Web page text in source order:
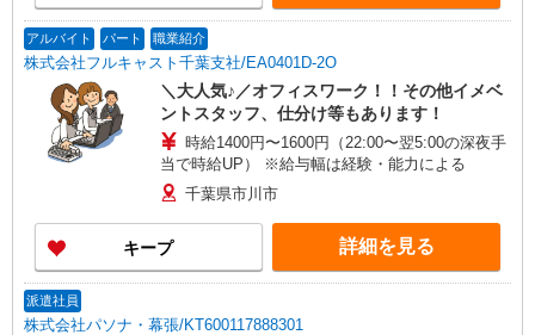
アルバイト パート 職業紹介
株式会社フルキャスト千葉支社/EA0401D-2O
＼大人気♪／オフィスワーク！！その他イメベ
ントスタッフ、仕分け等もあります！
時給1400円〜1600円（22:00〜翌5:00の深夜手
当で時給UP） ※給与幅は経験・能力による
千葉県市川市
キープ 詳細を見る
派遣社員
株式会社パソナ・幕張/KT600117888301